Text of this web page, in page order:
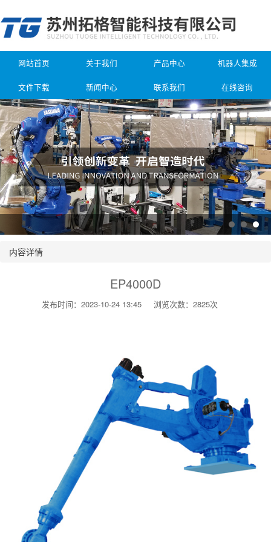
网站首页 关于我们 产品中心 机器人集成
文件下载 新闻中心 联系我们 在线咨询
内容详情
EP4000D
发布时间：2023-10-24 13:45 浏览次数：2825次